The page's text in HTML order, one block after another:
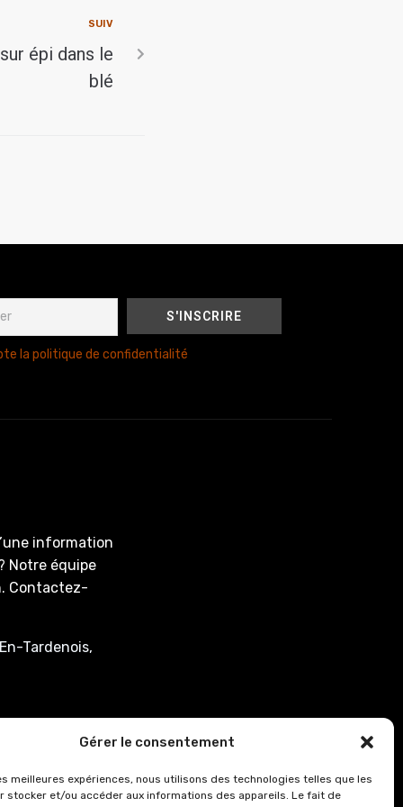
Gérer le consentement
meilleures expériences, nous utilisons des technologies telles que les
stocker et/ou accéder aux informations des appareils. Le fait de
SUIV
épi dans le
blé
la politique de confidentialité
information
Notre équipe
Contactez-
Tardenois,
8h00 à 12h15